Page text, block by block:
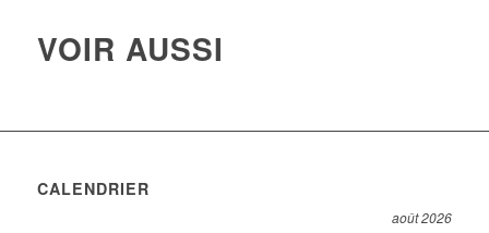
VOIR AUSSI
CALENDRIER
août 2026